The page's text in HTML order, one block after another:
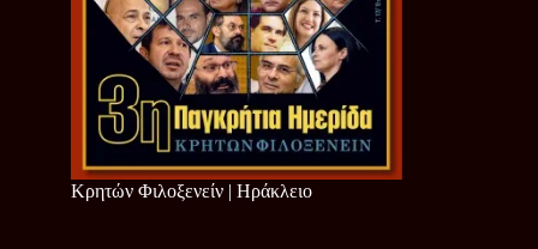
Κρητών Φιλοξενείν | Ηράκλειο